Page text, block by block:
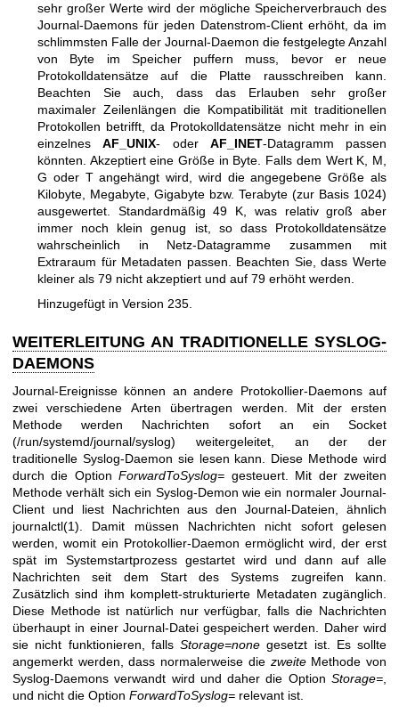
sehr großer Werte wird der mögliche Speicherverbrauch des
Journal-Daemons für jeden Datenstrom-Client erhöht, da im
schlimmsten Falle der Journal-Daemon die festgelegte Anzahl
von Byte im Speicher puffern muss, bevor er neue
Protokolldatensätze auf die Platte rausschreiben kann.
Beachten Sie auch, dass das Erlauben sehr großer
maximaler Zeilenlängen die Kompatibilität mit traditionellen
Protokollen betrifft, da Protokolldatensätze nicht mehr in ein
einzelnesAF_UNIX- oder AF_INET-Datagramm passen
könnten. Akzeptiert eine Größe in Byte. Falls dem Wert K, M,
G oder T angehängt wird, wird die angegebene Größe als
Kilobyte, Megabyte, Gigabyte bzw. Terabyte (zur Basis 1024)
ausgewertet. Standardmäßig 49 K, was relativ groß aber
immer noch klein genug ist, so dass Protokolldatensätze
wahrscheinlich in Netz-Datagramme zusammen mit
Extraraum für Metadaten passen. Beachten Sie, dass Werte
kleiner als 79 nicht akzeptiert und auf 79 erhöht werden.
Hinzugefügt in Version 235.
WEITERLEITUNG AN TRADITIONELLE SYSLOG-
DAEMONS
Journal-Ereignisse können an andere Protokollier-Daemons auf
zwei verschiedene Arten übertragen werden. Mit der ersten
Methode werden Nachrichten sofort an ein Socket
(/run/systemd/journal/syslog) weitergeleitet, an der der
traditionelle Syslog-Daemon sie lesen kann. Diese Methode wird
durch die OptionForwardToSyslog= gesteuert. Mit der zweiten
Methode verhält sich ein Syslog-Demon wie ein normaler Journal-
Client und liest Nachrichten aus den Journal-Dateien, ähnlich
journalctl(1) . Damit müssen Nachrichten nicht sofort gelesen
werden, womit ein Protokollier-Daemon ermöglicht wird, der erst
spät im Systemstartprozess gestartet wird und dann auf alle
Nachrichten seit dem Start des Systems zugreifen kann.
Zusätzlich sind ihm komplett-strukturierte Metadaten zugänglich.
Diese Methode ist natürlich nur verfügbar, falls die Nachrichten
überhaupt in einer Journal-Datei gespeichert werden. Daher wird
sie nicht funktionieren, falls Storage=none gesetzt ist. Es sollte
angemerkt werden, dass normalerweise die zweiteMethode von
Syslog-Daemons verwandt wird und daher die Option Storage=
und nicht die Option ForwardToSyslog= relevant ist.